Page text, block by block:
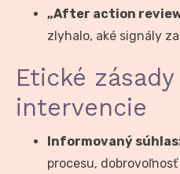
„After action
zlyhalo, aké signály
Etické
intervencie
Informovaný
procesu,